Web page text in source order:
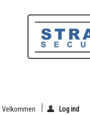
Velkommen Log ind